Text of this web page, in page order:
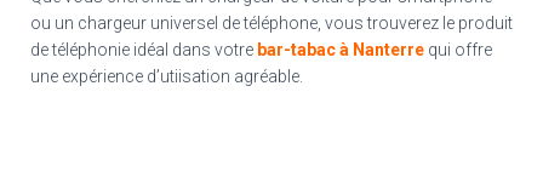
ou un chargeur universel de téléphone, vous trouverez le produit
de téléphonie idéal dans votre bar-tabac à Nanterre qui offre
une expérience d’utiisation agréable.